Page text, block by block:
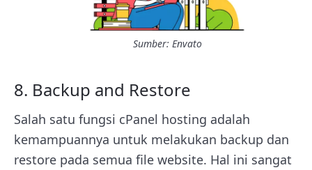
Sumber: Envato
8. Backup and Restore
Salah satu fungsi cPanel hosting adalah
kemampuannya untuk melakukan backup dan
restore pada semua file website. Hal ini sangat